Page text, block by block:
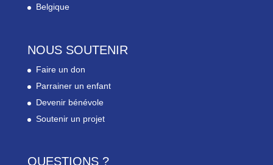
Belgique
NOUS SOUTENIR
Faire un don
Parrainer un enfant
Devenir bénévole
Soutenir un projet
QUESTIONS ?